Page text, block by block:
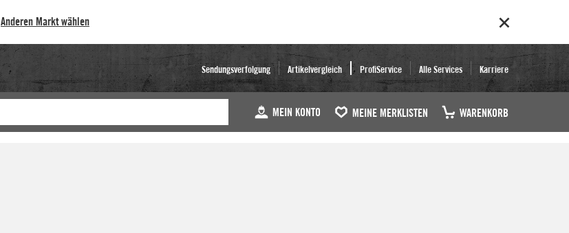
Anderen Markt wählen
Sendungsverfolgung Artikelvergleich ProfiService Alle Services Karriere
MEIN KONTO MEINE MERKLISTEN WARENKORB